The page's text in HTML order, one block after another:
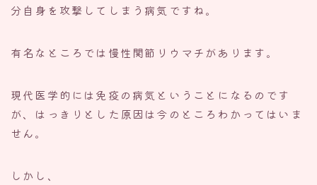
分自身を攻撃してしまう病気ですね。
有名なところでは慢性関節リウマチがあります。
現代医学的には免疫の病気ということになるのです
が、はっきりとした原因は今のところわかってはいま
せん。
しかし、